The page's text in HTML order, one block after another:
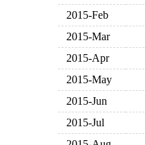
2015-Feb
2015-Mar
2015-Apr
2015-May
2015-Jun
2015-Jul